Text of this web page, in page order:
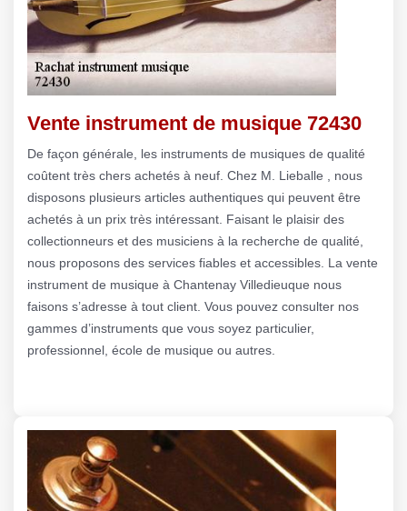
Vente instrument de musique 72430
De façon générale, les instruments de musiques de qualité
coûtent très chers achetés à neuf. Chez M. Lieballe , nous
disposons plusieurs articles authentiques qui peuvent être
achetés à un prix très intéressant. Faisant le plaisir des
collectionneurs et des musiciens à la recherche de qualité,
nous proposons des services fiables et accessibles. La vente
instrument de musique à Chantenay Villedieuque nous
faisons s’adresse à tout client. Vous pouvez consulter nos
gammes d’instruments que vous soyez particulier,
professionnel, école de musique ou autres.